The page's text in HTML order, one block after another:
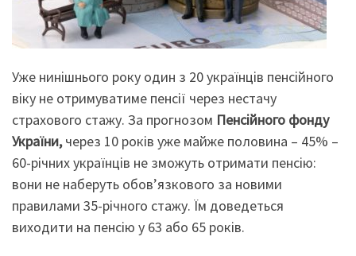
Уже нинішнього року один з 20 українців пенсійного
віку не отримуватиме пенсії через нестачу
страхового стажу. За прогнозом Пенсійного фонду
України,через 10 років уже майже половина – 45% –
60-річних українців не зможуть отримати пенсію:
вони не наберуть обов’язкового за новими
правилами 35-річного стажу. Їм доведеться
виходити на пенсію у 63 або 65 років.